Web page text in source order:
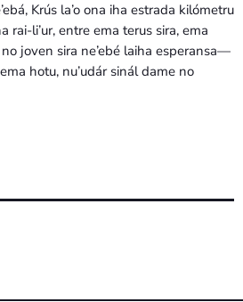
Krús la’o ona iha estrada kilómetru
rai-li’ur, entre ema terus sira, ema
joven sira ne’ebé laiha esperansa—
hotu, nu’udár sinál dame no